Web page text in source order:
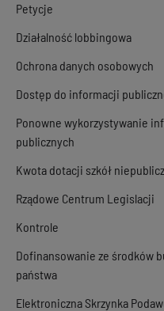
Petycje
Działalność lobbingowa
Ochrona danych osobowych
Dostęp do informacji
Ponowne wykorzystywanie
publicznych
Kwota dotacji szkół
Rządowe Centrum Legislacji
Kontrole
Dofinansowanie ze środków
państwa
Elektroniczna Skrzynka